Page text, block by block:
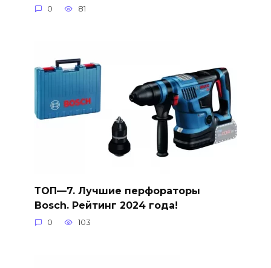
0 81
ТОП—7. Лучшие перфораторы
Bosch. Рейтинг 2024 года!
0 103